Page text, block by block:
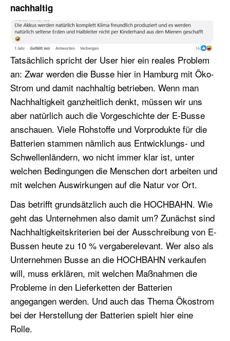
nachhaltig
Tatsächlich spricht der User hier ein reales Problem
an: Zwar werden die Busse hier in Hamburg mit Öko-
Strom und damit nachhaltig betrieben. Wenn man
Nachhaltigkeit ganzheitlich denkt, müssen wir uns
aber natürlich auch die Vorgeschichte der E-Busse
anschauen. Viele Rohstoffe und Vorprodukte für die
Batterien stammen nämlich aus Entwicklungs- und
Schwellenländern, wo nicht immer klar ist, unter
welchen Bedingungen die Menschen dort arbeiten und
mit welchen Auswirkungen auf die Natur vor Ort.
Das betrifft grundsätzlich auch die HOCHBAHN. Wie
geht das Unternehmen also damit um? Zunächst sind
Nachhaltigkeitskriterien bei der Ausschreibung von E-
Bussen heute zu 10 % vergaberelevant. Wer also als
Unternehmen Busse an die HOCHBAHN verkaufen
will, muss erklären, mit welchen Maßnahmen die
Probleme in den Lieferketten der Batterien
angegangen werden. Und auch das Thema Ökostrom
bei der Herstellung der Batterien spielt hier eine
Rolle.